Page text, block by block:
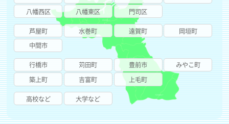
八幡西区
八幡東区 門司区
芦屋町 水巻町 遠賀町
岡垣町
中間市
行橋市 苅田町 豊前市
みやこ町
築上町
吉富町 上毛町
高校など 大学など